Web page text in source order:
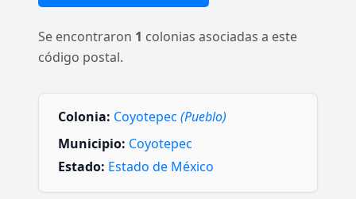
Se encontraron 1 colonias asociadas a este
código postal.
Colonia: Coyotepec (Pueblo)
Municipio: Coyotepec
Estado: Estado de México